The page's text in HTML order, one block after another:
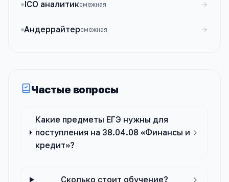
ICO аналитиксмежная
Андеррайтерсмежная
Частые вопросы
Какие предметы ЕГЭ нужны для
поступления на 38.04.08 «Финансы и
кредит»?
Сколько стоит обучение?